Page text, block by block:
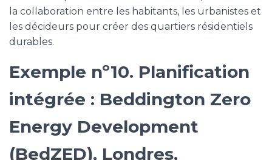
la collaboration entre les habitants, les urbanistes et
les décideurs pour créer des quartiers résidentiels
durables.
Exemple nº10. Planification
intégrée : Beddington Zero
Energy Development
(BedZED), Londres,